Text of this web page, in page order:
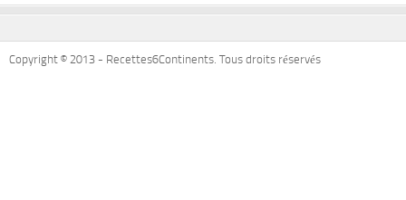
Copyright © 2013 - Recettes6Continents. Tous droits réservés